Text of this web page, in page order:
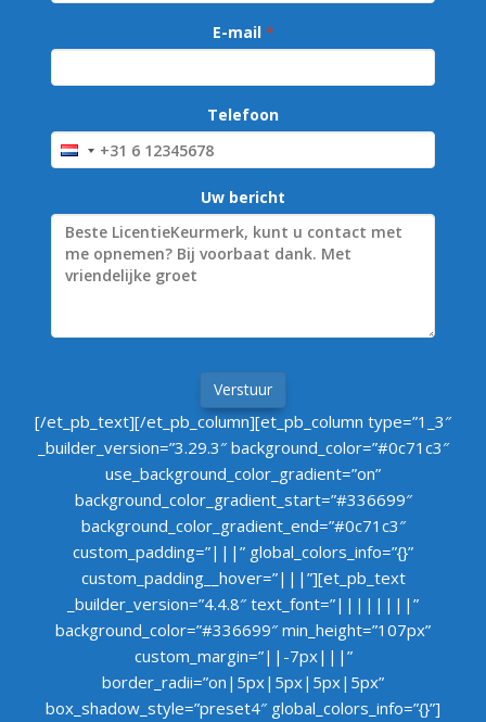
E-mail *
Telefoon
Uw bericht
Verstuur
[/et_pb_text][/et_pb_column][et_pb_column type=”1_3″
_builder_version=”3.29.3″ background_color=”#0c71c3″
use_background_color_gradient=”on”
background_color_gradient_start=”#336699″
background_color_gradient_end=”#0c71c3″
custom_padding=”|||” global_colors_info=”{}”
custom_padding__hover=”|||”][et_pb_text
_builder_version=”4.4.8″ text_font=”||||||||”
background_color=”#336699″ min_height=”107px”
custom_margin=”||-7px|||”
border_radii=”on|5px|5px|5px|5px”
box_shadow_style=”preset4″ global_colors_info=”{}”]